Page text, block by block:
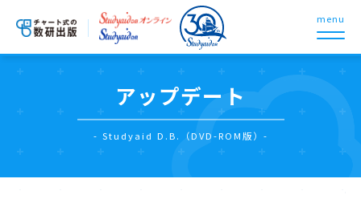
menu
アップデート
- Studyaid D.B.（DVD-ROM版）-